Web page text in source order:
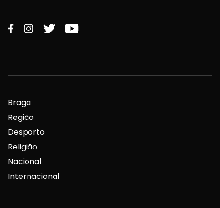
Braga
Região
Desporto
Religião
Nacional
Internacional